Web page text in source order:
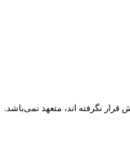
نگرفته اند، متعهد نمی‌باشد.